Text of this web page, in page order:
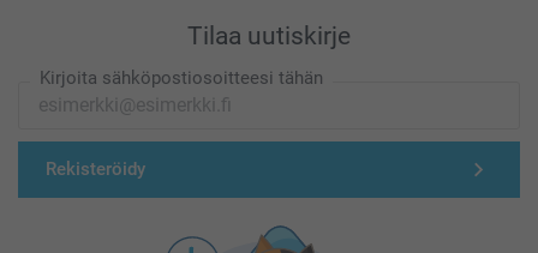
Tilaa uutiskirje
Kirjoita sähköpostiosoitteesi tähän
Rekisteröidy